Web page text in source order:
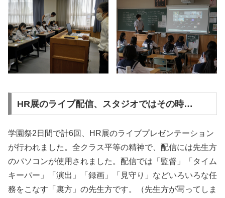
HR展のライブ配信、スタジオではその時…
学園祭2日間で計6回、HR展のライブプレゼンテーション
が行われました。全クラス平等の精神で、配信には先生方
のパソコンが使用されました。配信では「監督」「タイム
キーパー」「演出」「録画」「見守り」などいろいろな任
務をこなす「裏方」の先生方です。（先生方が写ってしま